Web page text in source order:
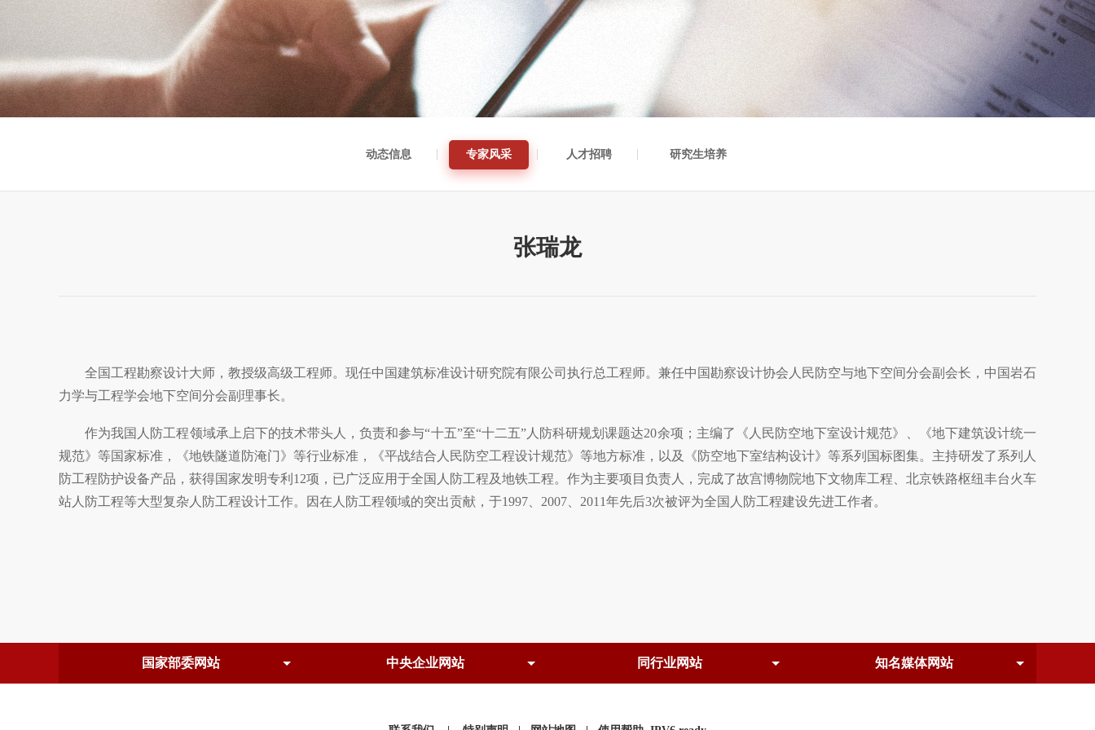
动态信息 专家风采 人才招聘 研究生培养
张瑞龙
全国工程勘察设计大师，教授级高级工程师。现任中国建筑标准设计研究院有限公司执行总工程师。兼任中国勘察设计协会人民防空与地下空间分会副会长，中国岩石
力学与工程学会地下空间分会副理事长。
作为我国人防工程领域承上启下的技术带头人，负责和参与“十五”至“十二五”人防科研规划课题达20余项；主编了《人民防空地下室设计规范》、《地下建筑设计统一
规范》等国家标准，《地铁隧道防淹门》等行业标准，《平战结合人民防空工程设计规范》等地方标准，以及《防空地下室结构设计》等系列国标图集。主持研发了系列人
防工程防护设备产品，获得国家发明专利12项，已广泛应用于全国人防工程及地铁工程。作为主要项目负责人，完成了故宫博物院地下文物库工程、北京铁路枢纽丰台火车
站人防工程等大型复杂人防工程设计工作。因在人防工程领域的突出贡献，于1997、2007、2011年先后3次被评为全国人防工程建设先进工作者。